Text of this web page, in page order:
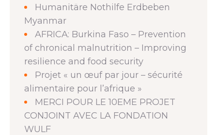
Humanitäre Nothilfe Erdbeben
Myanmar
AFRICA: Burkina Faso – Prevention
of chronical malnutrition – Improving
resilience and food security
Projet « un œuf par jour – sécurité
alimentaire pour l’afrique »
MERCI POUR LE 10EME PROJET
CONJOINT AVEC LA FONDATION
WULF